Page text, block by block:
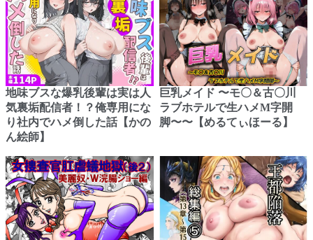
地味ブスな爆乳後輩は実は人
気裏垢配信者！？俺専用にな
り社内でハメ倒した話【かの
ん絵師】
巨乳メイド 〜モ〇＆古〇川
ラブホテルで生ハメM字開
脚〜〜【めるてぃほーる】